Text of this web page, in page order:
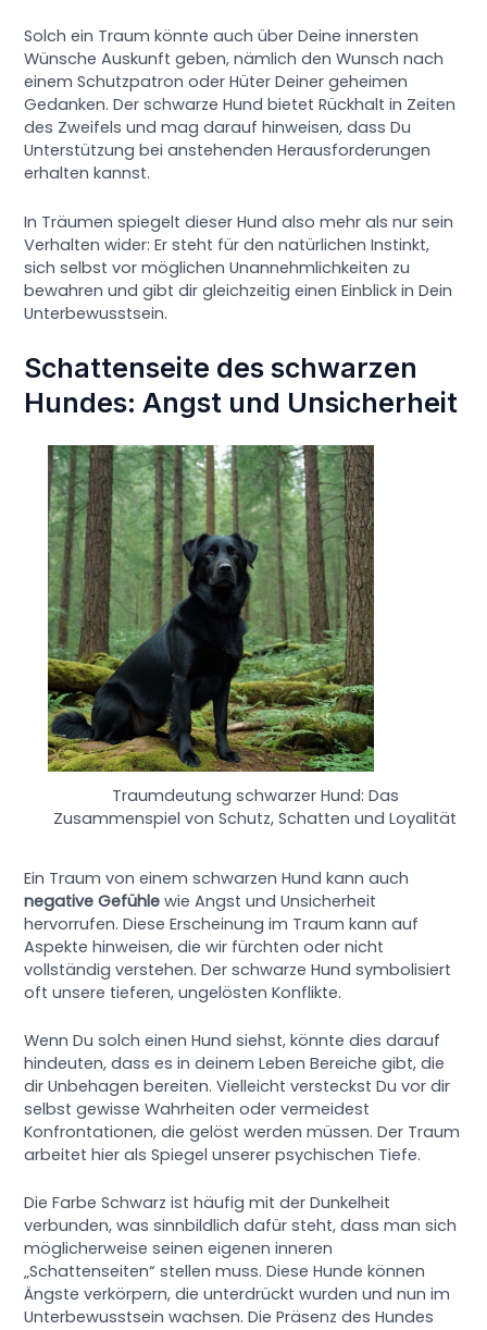
Solch ein Traum könnte auch über Deine innersten
Wünsche Auskunft geben, nämlich den Wunsch nach
einem Schutzpatron oder Hüter Deiner geheimen
Gedanken. Der schwarze Hund bietet Rückhalt in Zeiten
des Zweifels und mag darauf hinweisen, dass Du
Unterstützung bei anstehenden Herausforderungen
erhalten kannst.
In Träumen spiegelt dieser Hund also mehr als nur sein
Verhalten wider: Er steht für den natürlichen Instinkt,
sich selbst vor möglichen Unannehmlichkeiten zu
bewahren und gibt dir gleichzeitig einen Einblick in Dein
Unterbewusstsein.
Schattenseite des schwarzen
Hundes: Angst und Unsicherheit
Traumdeutung schwarzer Hund: Das
Zusammenspiel von Schutz, Schatten und Loyalität
Ein Traum von einem schwarzen Hund kann auch
negative Gefühle wie Angst und Unsicherheit
hervorrufen. Diese Erscheinung im Traum kann auf
Aspekte hinweisen, die wir fürchten oder nicht
vollständig verstehen. Der schwarze Hund symbolisiert
oft unsere tieferen, ungelösten Konflikte.
Wenn Du solch einen Hund siehst, könnte dies darauf
hindeuten, dass es in deinem Leben Bereiche gibt, die
dir Unbehagen bereiten. Vielleicht versteckst Du vor dir
selbst gewisse Wahrheiten oder vermeidest
Konfrontationen, die gelöst werden müssen. Der Traum
arbeitet hier als Spiegel unserer psychischen Tiefe.
Die Farbe Schwarz ist häufig mit der Dunkelheit
verbunden, was sinnbildlich dafür steht, dass man sich
möglicherweise seinen eigenen inneren
„Schattenseiten“ stellen muss. Diese Hunde können
Ängste verkörpern, die unterdrückt wurden und nun im
Unterbewusstsein wachsen. Die Präsenz des Hundes